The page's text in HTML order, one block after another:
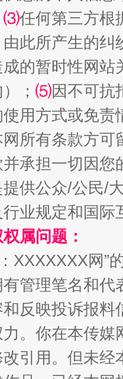
⑶任何第三方根
此所产生的纠
的暂时性网
； ⑸因不可抗
用方式或免责
所有条款方
承担一切因
供公众/公民/
业规定和国
属问题：
XXXXXXX网”
管理笔名和
反映投诉报
。你在本传
引用。但未